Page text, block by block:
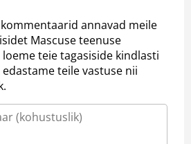
annavad meile
Mascuse teenuse
teie tagasiside kindlasti
teile vastuse nii